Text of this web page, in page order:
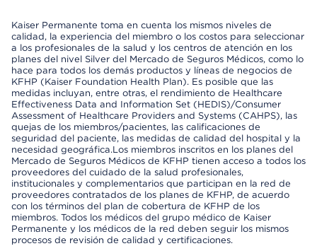
Kaiser Permanente toma en cuenta los mismos niveles de
calidad, la experiencia del miembro o los costos para seleccionar
a los profesionales de la salud y los centros de atención en los
planes del nivel Silver del Mercado de Seguros Médicos, como lo
hace para todos los demás productos y líneas de negocios de
KFHP (Kaiser Foundation Health Plan). Es posible que las
medidas incluyan, entre otras, el rendimiento de Healthcare
Effectiveness Data and Information Set (HEDIS)/Consumer
Assessment of Healthcare Providers and Systems (CAHPS), las
quejas de los miembros/pacientes, las calificaciones de
seguridad del paciente, las medidas de calidad del hospital y la
necesidad geográfica.Los miembros inscritos en los planes del
Mercado de Seguros Médicos de KFHP tienen acceso a todos los
proveedores del cuidado de la salud profesionales,
institucionales y complementarios que participan en la red de
proveedores contratados de los planes de KFHP, de acuerdo
con los términos del plan de cobertura de KFHP de los
miembros. Todos los médicos del grupo médico de Kaiser
Permanente y los médicos de la red deben seguir los mismos
procesos de revisión de calidad y certificaciones.